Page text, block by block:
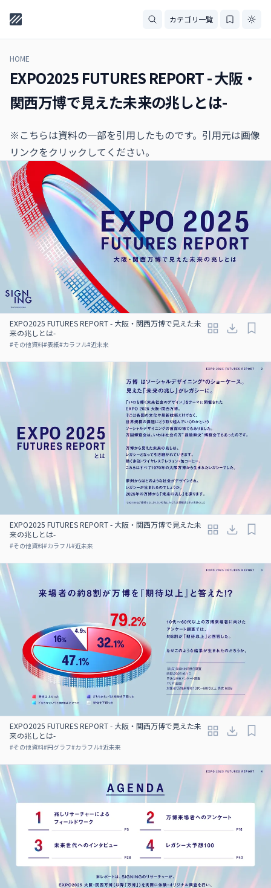
カテゴリ一覧
HOME
EXPO2025 FUTURES REPORT - 大阪・
関西万博で見えた未来の兆しとは-
※こちらは資料の一部を引用したものです。引用元は画像
リンクをクリックしてください。
EXPO2025 FUTURES REPORT - 大阪・関西万博で見えた未
来の兆しとは-
#その他資料#表紙#カラフル#近未来
EXPO2025 FUTURES REPORT - 大阪・関西万博で見えた未
来の兆しとは-
#その他資料#カラフル#近未来
EXPO2025 FUTURES REPORT - 大阪・関西万博で見えた未
来の兆しとは-
#その他資料#円グラフ#カラフル#近未来